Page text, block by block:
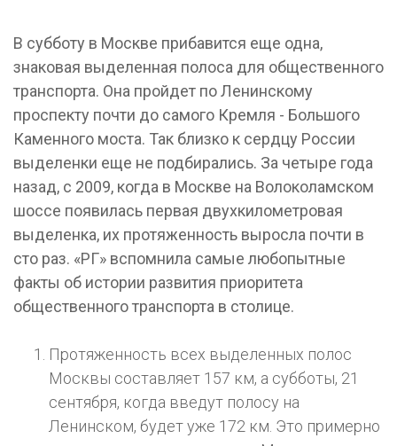
В субботу в Москве прибавится еще одна,
знаковая выделенная полоса для общественного
транспорта. Она пройдет по Ленинскому
проспекту почти до самого Кремля - Большого
Каменного моста. Так близко к сердцу России
выделенки еще не подбирались. За четыре года
назад, с 2009, когда в Москве на Волоколамском
шоссе появилась первая двухкилометровая
выделенка, их протяженность выросла почти в
сто раз. «РГ» вспомнила самые любопытные
факты об истории развития приоритета
общественного транспорта в столице.
Протяженность всех выделенных полос
Москвы составляет 157 км, а субботы, 21
сентября, когда введут полосу на
Ленинском, будет уже 172 км. Это примерно